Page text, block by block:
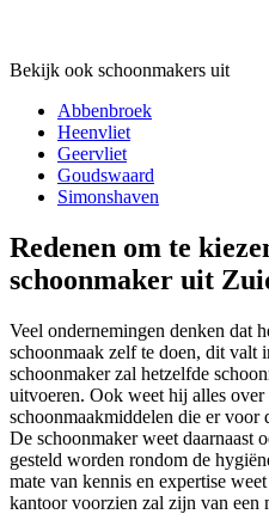
Bekijk ook schoonmakers uit
Abbenbroek
Heenvliet
Geervliet
Goudswaard
Simonshaven
Redenen om te
schoonmaker uit
Veel ondernemingen denken dat
schoonmaak zelf te doen, dit valt
schoonmaker zal hetzelfde
uitvoeren. Ook weet hij alles over
schoonmaakmiddelen die er
De schoonmaker weet daarnaast
gesteld worden rondom de
mate van kennis en expertise
kantoor voorzien zal zijn van een